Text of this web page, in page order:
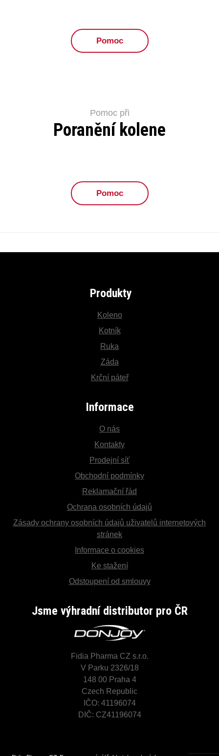
Pomoc
Pomoc při
Poranění kolene
Pomoc
Produkty
Koleno
Kotník
Ruka
Záda
Krční páteř
Informace
O nás
Kontakty
Prodejní síť
Obchodní podmínky
Reklamační řád
Ochrana osobních údajů
Zásady ochrany osobních údajů uživatelů internetových
stránek
Informace o cookies
Ke stažení
Odstoupení od smlouvy
Jsme výhradní distributor pro ČR
Fidia Pharma CZ s.r.o.
V Parku 2326/18
148 00 Praha 4
Czech Republic
IČO: 41196074
DIČ: CZ41196074